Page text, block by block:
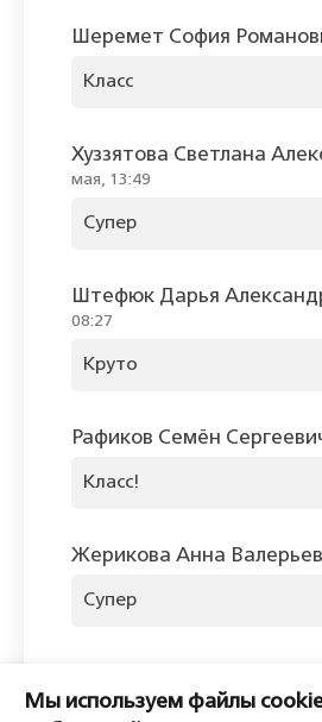
Шеремет София
Класс
Хуззятова Светлана
мая, 13:49
Супер
Штефюк Дарья
08:27
Круто
Рафиков Семён
Класс!
Жерикова Анна
Супер
Пожалуйста, войдите,
Мы используем файлы